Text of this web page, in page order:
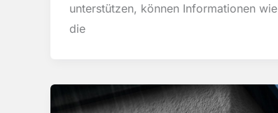
unterstützen, können Informationen wie
die